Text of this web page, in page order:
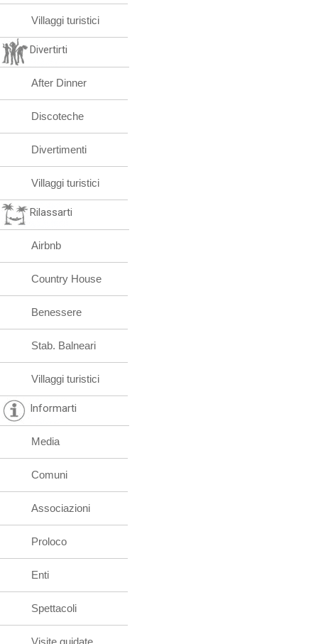
Villaggi turistici
Divertirti
After Dinner
Discoteche
Divertimenti
Villaggi turistici
Rilassarti
Airbnb
Country House
Benessere
Stab. Balneari
Villaggi turistici
Informarti
Media
Comuni
Associazioni
Proloco
Enti
Spettacoli
Visite guidate